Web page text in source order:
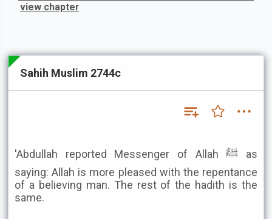
view chapter
Sahih Muslim 2744c
'Abdullah reported Messenger of Allah ﷺ as
saying: Allah is more pleased with the repentance
of a believing man. The rest of the hadith is the
same.